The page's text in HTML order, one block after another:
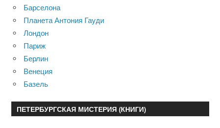
Барселона
Планета Антония Гауди
Лондон
Париж
Берлин
Венеция
Базель
ПЕТЕРБУРГСКАЯ МИСТЕРИЯ (КНИГИ)